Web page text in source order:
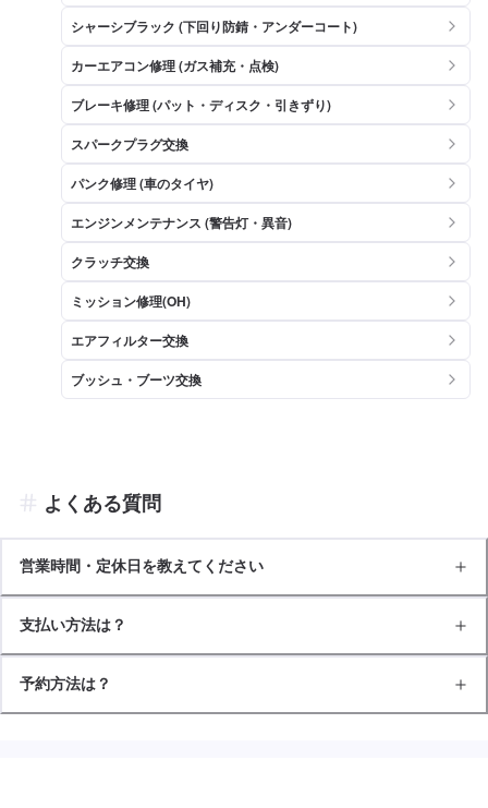
シャーシブラック (下回り防錆・アンダーコート)
カーエアコン修理 (ガス補充・点検)
ブレーキ修理 (パット・ディスク・引きずり)
スパークプラグ交換
パンク修理 (車のタイヤ)
エンジンメンテナンス (警告灯・異音)
クラッチ交換
ミッション修理(OH)
エアフィルター交換
ブッシュ・ブーツ交換
よくある質問
営業時間・定休日を教えてください
支払い方法は？
予約方法は？